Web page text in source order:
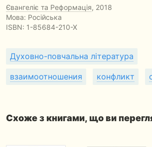
Євангеліє та Реформація, 2018
Мова: Російська
ISBN: 1-85684-210-X
Духовно-повчальна література
взаимоотношения конфликт
Схоже з книгами, що ви